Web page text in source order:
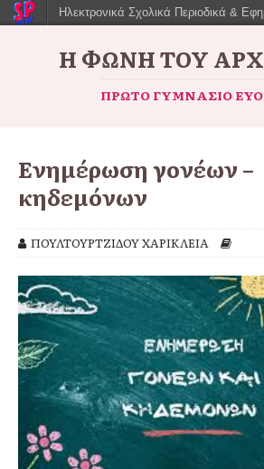
Η ΦΩΝΉ ΤΟΥ
ΠΡΏΤΟ ΓΥΜΝΆΣΙΟ
Eνημέρωση γονέων –
κηδεμόνων
ΠΟΥΛΤΟΥΡΤΖΙΔΟΥ ΧΑΡΙΚΛΕΙΑ
Ηλεκτρονικά Σχολικά Περιοδικά &